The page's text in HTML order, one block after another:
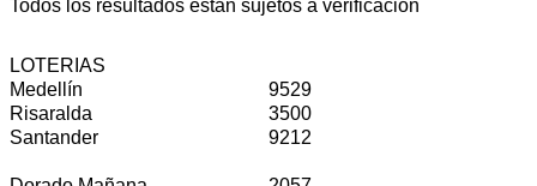
Todos los resultados están sujetos a verificación
LOTERIAS
Medellín
9529
Risaralda
3500
Santander
9212